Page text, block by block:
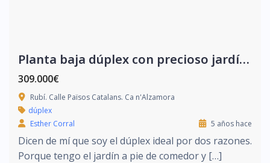
Planta baja dúplex con precioso jardín privado
309.000€
Rubí. Calle Països Catalans. Ca n'Alzamora
dúplex
Esther Corral
5 años hace
Dicen de mí que soy el dúplex ideal por dos razones.
Porque tengo el jardín a pie de comedor y […]